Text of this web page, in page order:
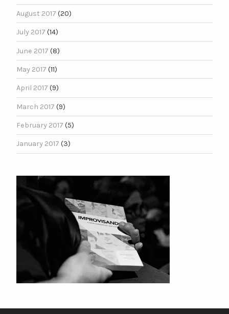
August 2017 (20)
July 2017 (14)
June 2017 (8)
May 2017 (11)
April 2017 (9)
March 2017 (9)
February 2017 (5)
January 2017 (3)